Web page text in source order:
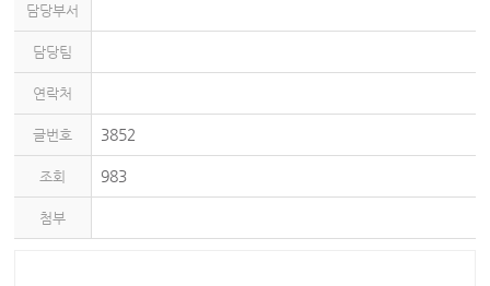
담당부서
담당팀
연락처
글번호 3852
조회 983
첨부